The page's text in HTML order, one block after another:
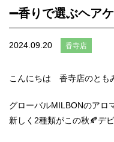
➖香りで選ぶヘア
2024.09.20 香寺店
こんにちは 香寺店のとも
グローバルMILBONのアロ
新しく2種類がこの秋🍂デ